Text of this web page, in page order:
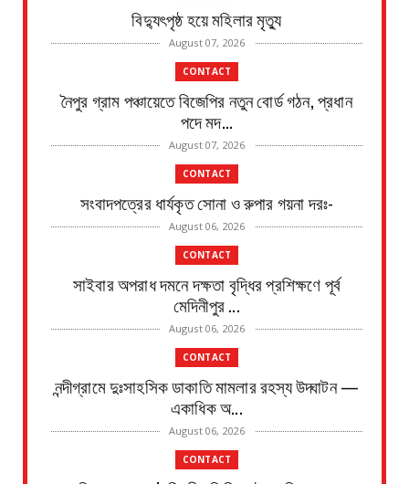
বিদ্যুৎপৃষ্ঠ হয়ে মহিলার মৃত্যু
August 07, 2026
CONTACT
নৈপুর গ্রাম পঞ্চায়েতে বিজেপির নতুন বোর্ড গঠন, প্রধান
পদে মদ...
August 07, 2026
CONTACT
সংবাদপত্রের ধার্যকৃত সোনা ও রুপার গয়না দরঃ-
August 06, 2026
CONTACT
সাইবার অপরাধ দমনে দক্ষতা বৃদ্ধির প্রশিক্ষণে পূর্ব
মেদিনীপুর ...
August 06, 2026
CONTACT
নন্দীগ্রামে দুঃসাহসিক ডাকাতি মামলার রহস্য উদ্ঘাটন —
একাধিক অ...
August 06, 2026
CONTACT